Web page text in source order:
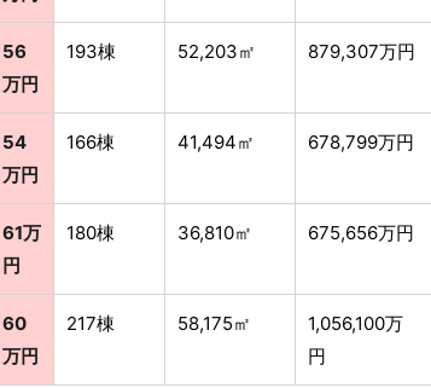
56
万円
193棟 52,203㎡ 879,307万円
54
万円
166棟 41,494㎡ 678,799万円
61万
円
180棟 36,810㎡ 675,656万円
60
万円
217棟 58,175㎡
1,056,100万
円